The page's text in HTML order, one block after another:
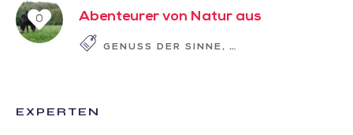
0 Abenteurer von Natur aus
GENUSS DER SINNE GESCHICHTE ZUM
EXPERTEN